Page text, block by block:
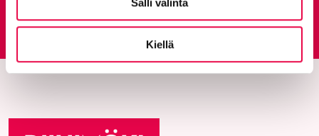
Salli valinta
Kiellä
Palautepalvelu
Siirtyy ulkoiselle